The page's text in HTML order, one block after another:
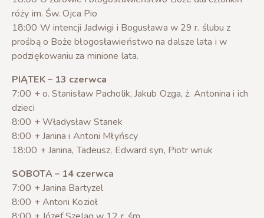
róży im. Św. Ojca Pio
18:00 W intencji Jadwigi i Bogusława w 29 r. ślubu z
prośbą o Boże błogosławieństwo na dalsze lata i w
podziękowaniu za minione lata.
PIĄTEK – 13 czerwca
7:00 + o. Stanisław Pacholik, Jakub Ozga, ż. Antonina i ich
dzieci
8:00 + Władysław Stanek
8:00 + Janina i Antoni Młyńscy
18:00 + Janina, Tadeusz, Edward syn, Piotr wnuk
SOBOTA – 14 czerwca
7:00 + Janina Bartyzel
8:00 + Antoni Kozioł